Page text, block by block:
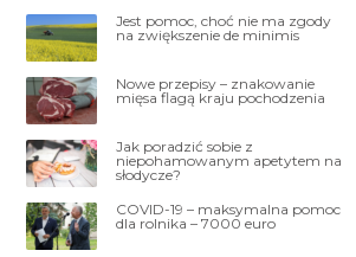
Jest pomoc, choć nie ma zgody
na zwiększenie de minimis
Nowe przepisy – znakowanie
mięsa flagą kraju pochodzenia
Jak poradzić sobie z
niepohamowanym apetytem na
słodycze?
COVID-19 – maksymalna pomoc
dla rolnika – 7000 euro